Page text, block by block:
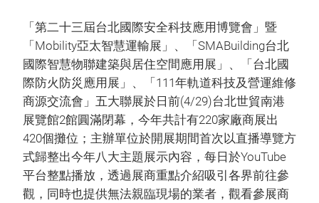
「第二十三屆台北國際安全科技應用博覽會」暨
「Mobility亞太智慧運輸展」、「SMABuilding台北
國際智慧物聯建築與居住空間應用展」、「台北國
際防火防災應用展」、「111年軌道科技及營運維修
商源交流會」五大聯展於日前(4/29)台北世貿南港
展覽館2館圓滿閉幕，今年共計有220家廠商展出
420個攤位；主辦單位於開展期間首次以直播導覽方
式歸整出今年八大主題展示內容，每日於YouTube
平台整點播放，透過展商重點介紹吸引各界前往參
觀，同時也提供無法親臨現場的業者，觀看參展商